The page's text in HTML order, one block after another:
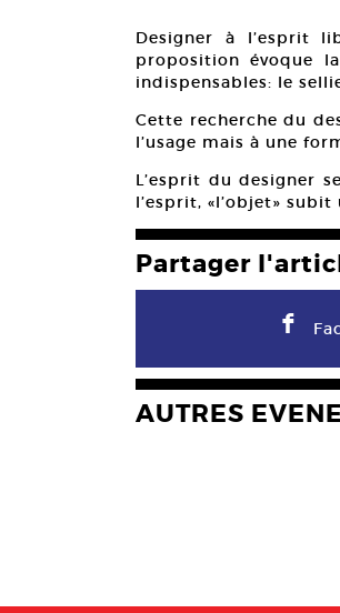
Designer à l’esprit
proposition évoque
indispensables: le
Cette recherche du
l’usage mais à une
L’esprit du designer
l’esprit, «l’objet»
Partager
F
AUTRES